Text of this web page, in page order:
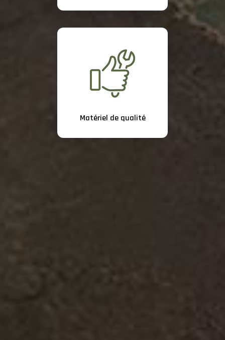
Matériel de qualité